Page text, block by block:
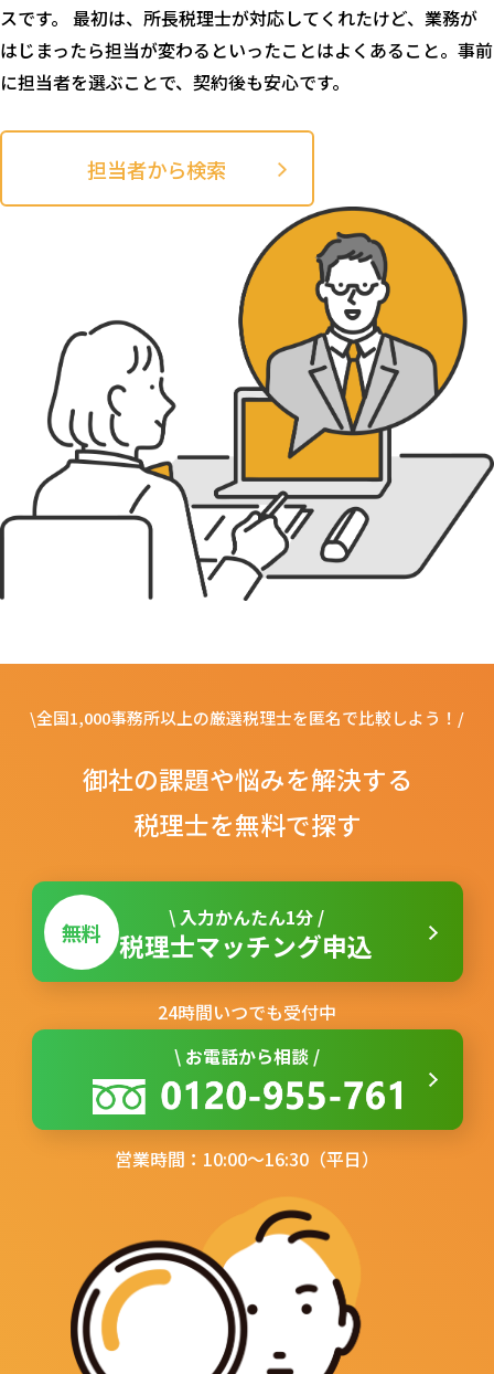
スです。 最初は、所長税理士が対応してくれたけど、業務が
はじまったら担当が変わるといったことはよくあること。事前
に担当者を選ぶことで、契約後も安心です。
担当者から検索
\全国1,000事務所以上の厳選税理士を匿名で比較しよう！/
御社の課題や悩みを解決する
税理士を無料で探す
無料
\ 入力かんたん1分 /
税理士マッチング申込
24時間いつでも受付中
\ お電話から相談 /
営業時間：10:00〜16:30（平日）